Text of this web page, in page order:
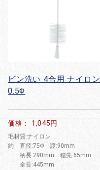
ビン洗い 4合用 ナイロン
0.5Φ
価格： 1,045円
毛材質:ナイロン
約 直径:75Φ 渡:90mm
柄長:290mm 穂先:65mm
全長:445mm